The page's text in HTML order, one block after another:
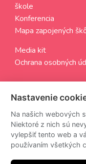
škole
Konferencia
Mapa zapojených
Media kit
Ochrana osobných
Z odberu newsettra
Nastavenie
Na našich webových
Niektoré z nich sú
vylepšiť tento web a
používaním všetkých